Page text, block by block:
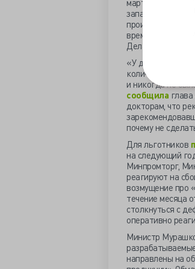
марта купили в
запасом, что
производителей
время данные
Делать запасы
«У
количества
и никогда не
сообщила
докторам, что
почему не
Для льготников
на следующий
Минпромторг,
реагируют на
возмущение про
течение месяца
столкнуться с
оперативно
Министр
направлены на